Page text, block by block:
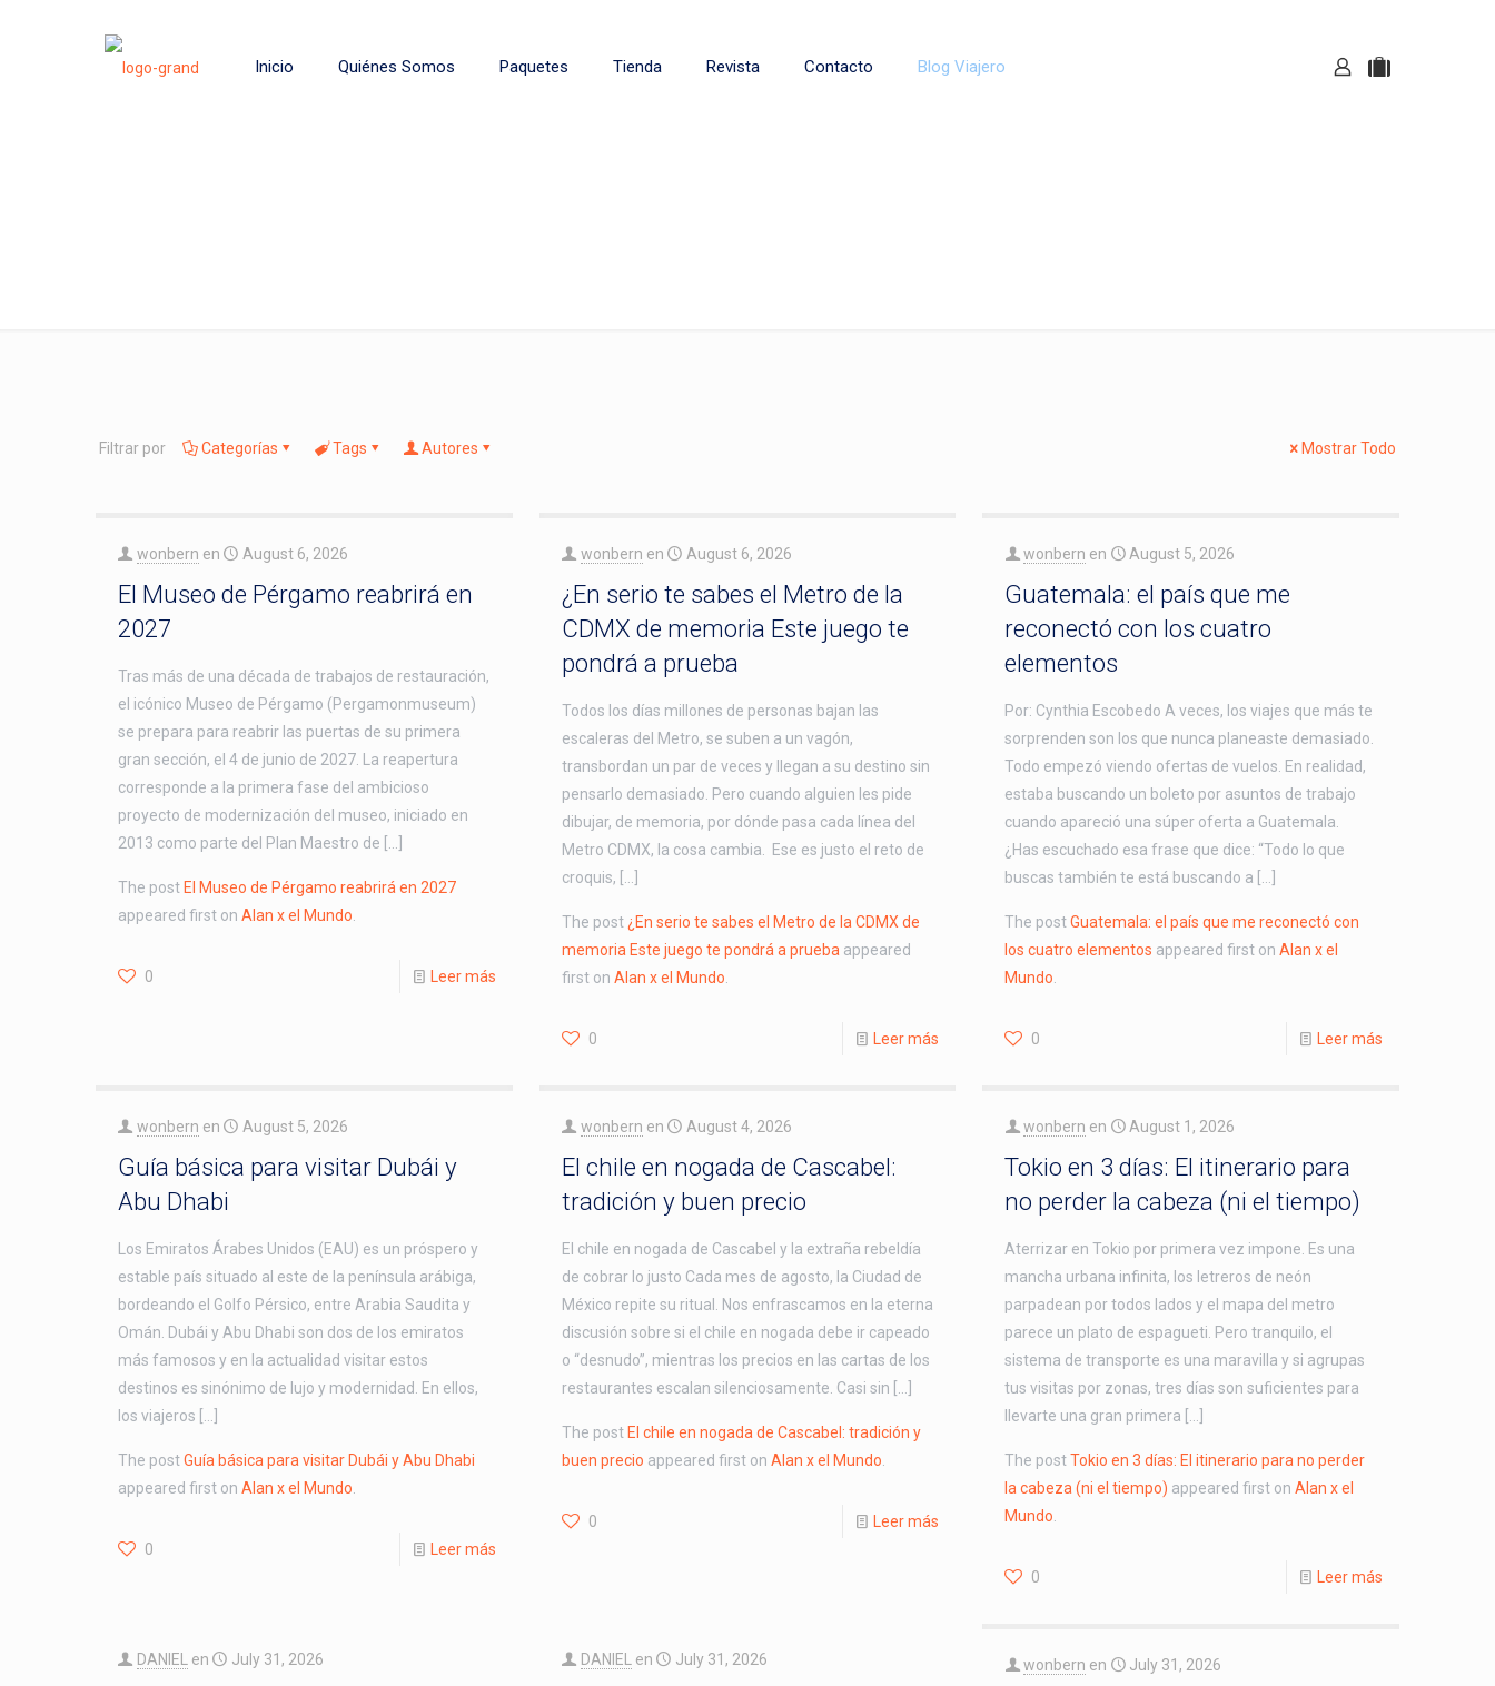
Inicio Quiénes Somos Paquetes Tienda Revista Contacto Blog Viajero
Filtrar por Categorías Tags Autores Mostrar Todo
wonbern en August 6, 2026
El Museo de Pérgamo reabrirá en
2027
Tras más de una década de trabajos de restauración,
el icónico Museo de Pérgamo (Pergamonmuseum)
se prepara para reabrir las puertas de su primera
gran sección, el 4 de junio de 2027. La reapertura
corresponde a la primera fase del ambicioso
proyecto de modernización del museo, iniciado en
2013 como parte del Plan Maestro de […]
The post El Museo de Pérgamo reabrirá en 2027
appeared first on Alan x el Mundo
0 Leer más
wonbern en August 6, 2026
¿En serio te sabes el Metro de la
CDMX de memoria Este juego te
pondrá a prueba
Todos los días millones de personas bajan las
escaleras del Metro, se suben a un vagón,
transbordan un par de veces y llegan a su destino sin
pensarlo demasiado. Pero cuando alguien les pide
dibujar, de memoria, por dónde pasa cada línea del
Metro CDMX, la cosa cambia. Ese es justo el reto de
croquis, […]
The post ¿En serio te sabes el Metro de la CDMX de
memoria Este juego te pondrá a prueba appeared
first on Alan x el Mundo
0 Leer más
wonbern en August 5, 2026
Guatemala: el país que me
reconectó con los cuatro
elementos
Por: Cynthia Escobedo A veces, los viajes que más te
sorprenden son los que nunca planeaste demasiado.
Todo empezó viendo ofertas de vuelos. En realidad,
estaba buscando un boleto por asuntos de trabajo
cuando apareció una súper oferta a Guatemala.
¿Has escuchado esa frase que dice: “Todo lo que
buscas también te está buscando a […]
The postGuatemala: el país que me reconectó con
los cuatro elementos appeared first onAlan x el
Mundo
0 Leer más
wonbern en August 5, 2026
Guía básica para visitar Dubái y
Abu Dhabi
Los Emiratos Árabes Unidos (EAU) es un próspero y
estable país situado al este de la península arábiga,
bordeando el Golfo Pérsico, entre Arabia Saudita y
Omán. Dubái y Abu Dhabi son dos de los emiratos
más famosos y en la actualidad visitar estos
destinos es sinónimo de lujo y modernidad. En ellos,
los viajeros […]
The postGuía básica para visitar Dubái y Abu Dhabi
appeared first on Alan x el Mundo
0 Leer más
wonbern en August 4, 2026
El chile en nogada de Cascabel:
tradición y buen precio
El chile en nogada de Cascabel y la extraña rebeldía
de cobrar lo justo Cada mes de agosto, la Ciudad de
México repite su ritual. Nos enfrascamos en la eterna
discusión sobre si el chile en nogada debe ir capeado
o “desnudo”, mientras los precios en las cartas de los
restaurantes escalan silenciosamente. Casi sin […]
The post El chile en nogada de Cascabel: tradición y
buen precio appeared first on Alan x el Mundo
0 Leer más
wonbern en August 1, 2026
Tokio en 3 días: El itinerario para
no perder la cabeza (ni el tiempo)
Aterrizar en Tokio por primera vez impone. Es una
mancha urbana infinita, los letreros de neón
parpadean por todos lados y el mapa del metro
parece un plato de espagueti. Pero tranquilo, el
sistema de transporte es una maravilla y si agrupas
tus visitas por zonas, tres días son suficientes para
llevarte una gran primera […]
The postTokio en 3 días: El itinerario para no perder
la cabeza (ni el tiempo) appeared first onAlan x el
Mundo
0 Leer más
DANIEL en July 31, 2026 DANIEL en July 31, 2026 wonbern en July 31, 2026